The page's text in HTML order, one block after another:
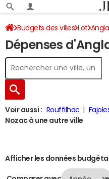
Budgets des villes Lot
Dépenses
Voir aussi : Rouffilhac
Nozac à une autre ville
Afficher les données